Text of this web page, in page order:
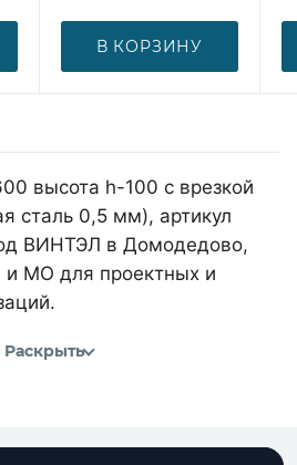
В КОРЗИНУ
высота h-100 с врезкой
сталь 0,5 мм), артикул
ВИНТЭЛ в Домодедово,
и МО для проектных и
Раскрыть